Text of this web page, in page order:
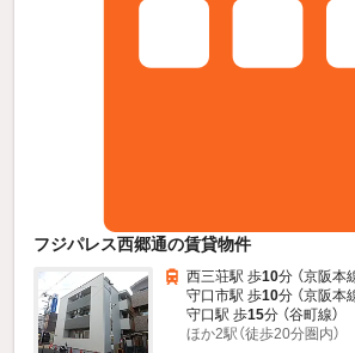
フジパレス西郷通の賃貸物件
西三荘駅 歩10分 （京阪本
守口市駅 歩10分 （京阪本
守口駅 歩15分 （谷町線）
ほか2駅（徒歩20分圏内）